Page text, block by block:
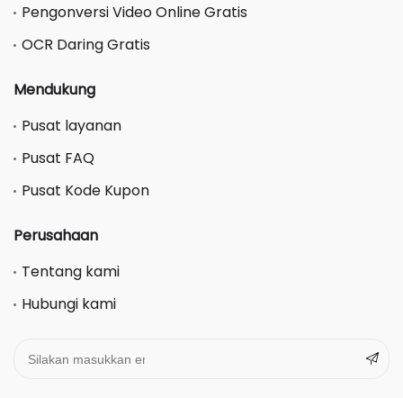
Pengonversi Video Online Gratis
OCR Daring Gratis
Mendukung
Pusat layanan
Pusat FAQ
Pusat Kode Kupon
Perusahaan
Tentang kami
Hubungi kami